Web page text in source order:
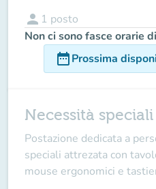
person 1 posto
Non ci sono fasce orarie
date_rangeProssima
Necessità speciali
Postazione dedicata a
speciali attrezata con
mouse ergonomici e